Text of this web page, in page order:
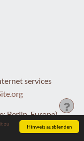
Hinweis ausblenden
zu
services
Berlin, Europe)